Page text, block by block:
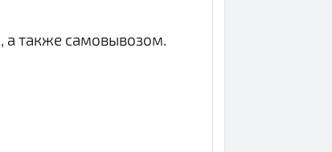
а также самовывозом.